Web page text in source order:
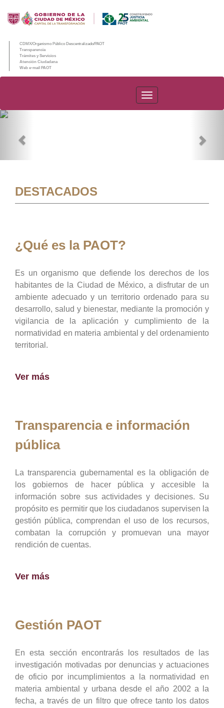
CDMX/Organismo Público Descentralizado/PAOT
Transparencia
Trámites y Servicios
Atención Ciudadana
Web e-mail PAOT
PAOT
DESTACADOS
¿Qué es la PAOT?
Es un organismo que defiende los derechos de los
habitantes de la Ciudad de México, a disfrutar de un
ambiente adecuado y un territorio ordenado para su
desarrollo, salud y bienestar, mediante la promoción y
vigilancia de la aplicación y cumplimiento de la
normatividad en materia ambiental y del ordenamiento
territorial.
Ver más
Transparencia e información
pública
La transparencia gubernamental es la obligación de
los gobiernos de hacer pública y accesible la
información sobre sus actividades y decisiones. Su
propósito es permitir que los ciudadanos supervisen la
gestión pública, comprendan el uso de los recursos,
combatan la corrupción y promuevan una mayor
rendición de cuentas.
Ver más
Gestión PAOT
En esta sección encontrarás los resultados de las
investigación motivadas por denuncias y actuaciones
de oficio por incumplimientos a la normatividad en
materia ambiental y urbana desde el año 2002 a la
fecha, a través de un filtro que ofrece tanto los datos